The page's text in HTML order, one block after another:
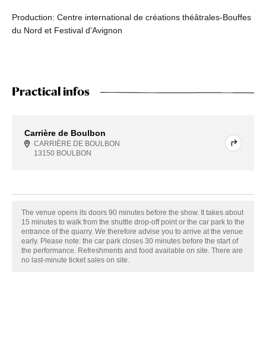
Production: Centre international de créations théâtrales-Bouffes
du Nord et Festival d'Avignon
Practical infos
Carrière de Boulbon
CARRIÈRE DE BOULBON
13150 BOULBON
The venue opens its doors 90 minutes before the show. It takes about
15 minutes to walk from the shuttle drop-off point or the car park to the
entrance of the quarry. We therefore advise you to arrive at the venue
early. Please note: the car park closes 30 minutes before the start of
the performance. Refreshments and food available on site. There are
no last-minute ticket sales on site.